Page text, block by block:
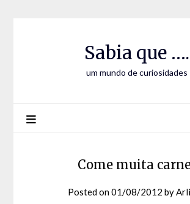
Sabia que ….
um mundo de curiosidades
Come muita
Posted on01/08/2012 by